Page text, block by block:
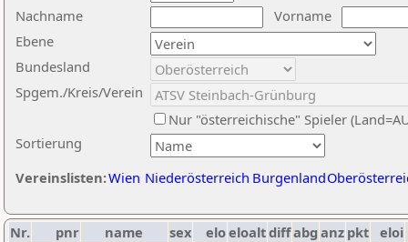
Nachname
Vorname
Ebene
Sortierung
Bundesland
Spgem./Kreis/Verein
Nur "österreichische" Spieler
Vereinslisten:Wien Niederösterreich Burgenland
Nr. pnr name sex eloeloaltdiffabg anz pkt eloi